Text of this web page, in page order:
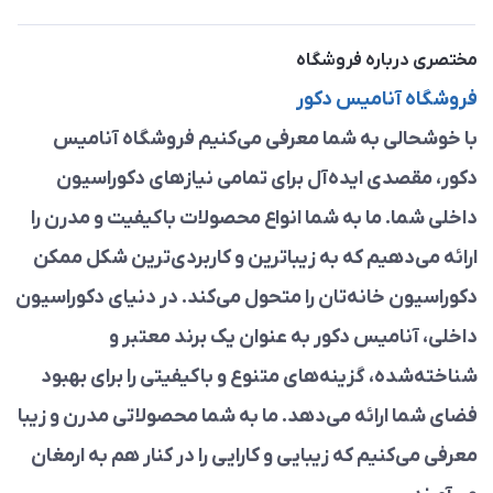
مختصری درباره فروشگاه
فروشگاه آنامیس دکور
با خوشحالی به شما معرفی می‌کنیم فروشگاه آنامیس
دکور، مقصدی ایده‌آل برای تمامی نیازهای دکوراسیون
داخلی شما. ما به شما انواع محصولات باکیفیت و مدرن را
ارائه می‌دهیم که به زیباترین و کاربردی‌ترین شکل ممکن
دکوراسیون خانه‌تان را متحول می‌کند. در دنیای دکوراسیون
داخلی، آنامیس دکور به عنوان یک برند معتبر و
شناخته‌شده، گزینه‌های متنوع و باکیفیتی را برای بهبود
فضای شما ارائه می‌دهد. ما به شما محصولاتی مدرن و زیبا
معرفی می‌کنیم که زیبایی و کارایی را در کنار هم به ارمغان